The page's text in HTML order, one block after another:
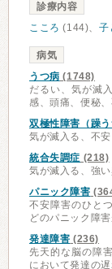
診療内容
こころ (144)、子
病気
うつ病 (1748)
だるい、気が滅
感、頭痛、便秘
双極性障害（躁う
気が滅入る、不
統合失調症 (218)
気が滅入る、強
パニック障害
不安障害のひと
どのパニック障害
発達障害 (236)
先天的な脳の障
において発達の